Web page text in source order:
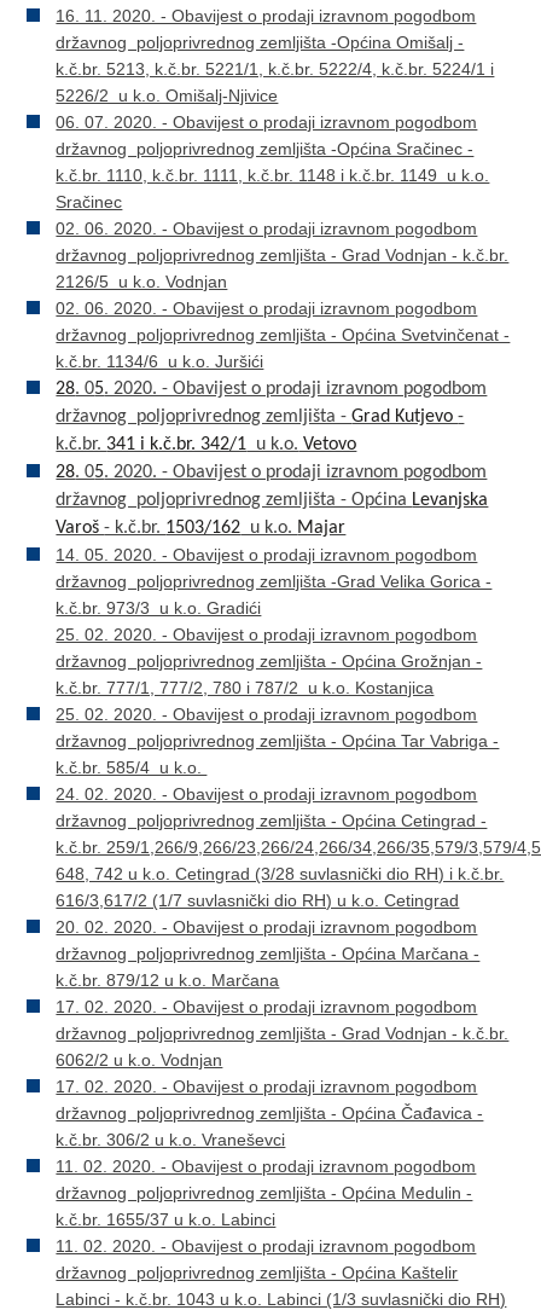
16. 11. 2020. - Obavijest o prodaji izravnom pogodbom
državnog poljoprivrednog zemljišta -Općina Omišalj -
k.č.br. 5213, k.č.br. 5221/1, k.č.br. 5222/4, k.č.br. 5224/1 i
5226/2 u k.o. Omišalj-Njivice
06. 07. 2020. - Obavijest o prodaji izravnom pogodbom
državnog poljoprivrednog zemljišta -Općina Sračinec -
k.č.br. 1110, k.č.br. 1111, k.č.br. 1148 i k.č.br. 1149 u k.o.
Sračinec
02. 06. 2020. - Obavijest o prodaji izravnom pogodbom
državnog poljoprivrednog zemljišta - Grad Vodnjan - k.č.br.
2126/5 u k.o. Vodnjan
02. 06. 2020. - Obavijest o prodaji izravnom pogodbom
državnog poljoprivrednog zemljišta - Općina Svetvinčenat -
k.č.br. 1134/6 u k.o. Juršići
28. 05. 2020. - Obavijest o prodaji izravnom pogodbom
državnog poljoprivrednog zemljišta -Grad Kutjevo-
k.č.br. 341 i k.č.br. 342/1 u k.o. Vetovo
28. 05. 2020. - Obavijest o prodaji izravnom pogodbom
državnog poljoprivrednog zemljišta - Općina Levanjska
Varoš- k.č.br. 1503/162 u k.o. Majar
14. 05. 2020. - Obavijest o prodaji izravnom pogodbom
državnog poljoprivrednog zemljišta -Grad Velika Gorica -
k.č.br. 973/3 u k.o. Gradići
25. 02. 2020. - Obavijest o prodaji izravnom pogodbom
državnog poljoprivrednog zemljišta - Općina Grožnjan -
k.č.br. 777/1, 777/2, 780 i 787/2 u k.o. Kostanjica
25. 02. 2020. - Obavijest o prodaji izravnom pogodbom
državnog poljoprivrednog zemljišta - Općina Tar Vabriga -
k.č.br. 585/4 u k.o.
24. 02. 2020. - Obavijest o prodaji izravnom pogodbom
državnog poljoprivrednog zemljišta - Općina Cetingrad -
k.č.br. 259/1,266/9,266/23,266/24,266/34,266/35,579/3,579/
648, 742 u k.o. Cetingrad (3/28 suvlasnički dio RH) i k.č.br.
616/3,617/2 (1/7 suvlasnički dio RH) u k.o. Cetingrad
20. 02. 2020. - Obavijest o prodaji izravnom pogodbom
državnog poljoprivrednog zemljišta - Općina Marčana -
k.č.br. 879/12 u k.o. Marčana
17. 02. 2020. - Obavijest o prodaji izravnom pogodbom
državnog poljoprivrednog zemljišta - Grad Vodnjan - k.č.br.
6062/2 u k.o. Vodnjan
17. 02. 2020. - Obavijest o prodaji izravnom pogodbom
državnog poljoprivrednog zemljišta - Općina Čađavica -
k.č.br. 306/2 u k.o. Vraneševci
11. 02. 2020. - Obavijest o prodaji izravnom pogodbom
državnog poljoprivrednog zemljišta - Općina Medulin -
k.č.br. 1655/37 u k.o. Labinci
11. 02. 2020. - Obavijest o prodaji izravnom pogodbom
državnog poljoprivrednog zemljišta - Općina Kaštelir
Labinci - k.č.br. 1043 u k.o. Labinci (1/3 suvlasnički dio RH)